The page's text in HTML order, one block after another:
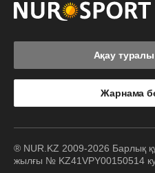
Ақау
Жарнама
® NUR.KZ 2009-2026 Барлық
жылғы № KZ41VPY00150514